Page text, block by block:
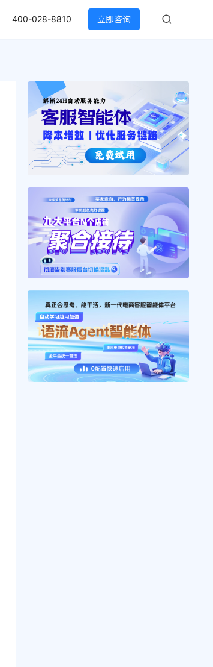
400-028-8810 立即咨询